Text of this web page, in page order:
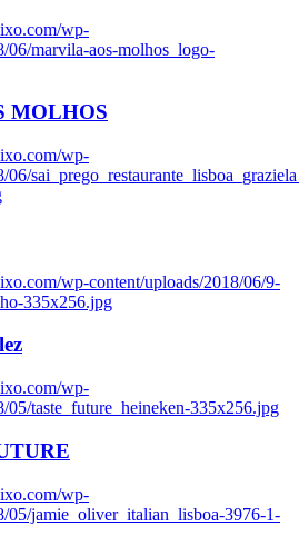
wp-
06/marvila-aos-molhos_logo-
MOLHOS
wp-
06/
wp-content/uploads/2018/06/9-
335x256.jpg
wp-
05/taste_future_heineken-335x256.jpg
wp-
05/jamie_oliver_italian_lisboa-3976-1-